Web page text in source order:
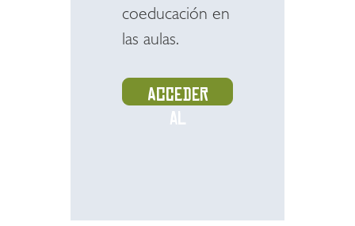
coeducación en
las aulas.
Acceder
al